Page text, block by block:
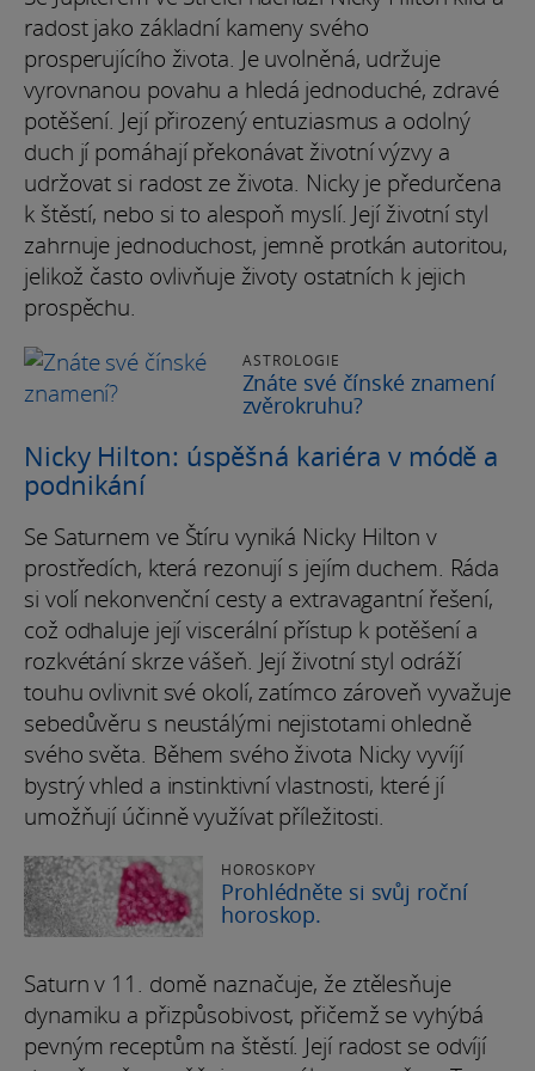
radost jako základní kameny svého
prosperujícího života. Je uvolněná, udržuje
vyrovnanou povahu a hledá jednoduché, zdravé
potěšení. Její přirozený entuziasmus a odolný
duch jí pomáhají překonávat životní výzvy a
udržovat si radost ze života. Nicky je předurčena
k štěstí, nebo si to alespoň myslí. Její životní styl
zahrnuje jednoduchost, jemně protkán autoritou,
jelikož často ovlivňuje životy ostatních k jejich
prospěchu.
ASTROLOGIE
Znáte své čínské znamení
zvěrokruhu?
Nicky Hilton: úspěšná kariéra v módě a
podnikání
Se Saturnem ve Štíru vyniká Nicky Hilton v
prostředích, která rezonují s jejím duchem. Ráda
si volí nekonvenční cesty a extravagantní řešení,
což odhaluje její viscerální přístup k potěšení a
rozkvétání skrze vášeň. Její životní styl odráží
touhu ovlivnit své okolí, zatímco zároveň vyvažuje
sebedůvěru s neustálými nejistotami ohledně
svého světa. Během svého života Nicky vyvíjí
bystrý vhled a instinktivní vlastnosti, které jí
umožňují účinně využívat příležitosti.
HOROSKOPY
Prohlédněte si svůj roční
horoskop.
Saturn v 11. domě naznačuje, že ztělesňuje
dynamiku a přizpůsobivost, přičemž se vyhýbá
pevným receptům na štěstí. Její radost se odvíjí